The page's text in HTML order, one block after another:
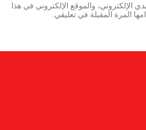
الإلكتروني، والموقع الإلكتروني في هذا
المرة المقبلة في تعليقي.